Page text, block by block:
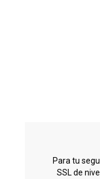
Para tu
SSL de